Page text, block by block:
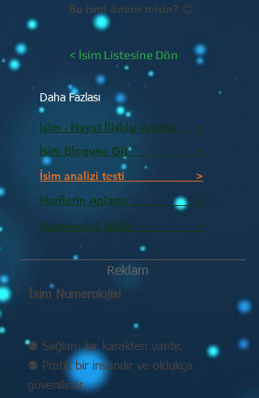
Bu ismi önerir misin? 😊
< İsim Listesine Dön
Daha Fazlası
İsim - Hayat İlişkisi Analizi >
İsim Bloguna Git >
İsim analizi testi >
Harflerin Anlamı >
Numeroloji Nedir_________ >
Reklam
İsim Numerolojisi
⚉ Sağlam bir karakteri vardır.
⚉ Pratik bir insandır ve oldukça
güvenilirdir.